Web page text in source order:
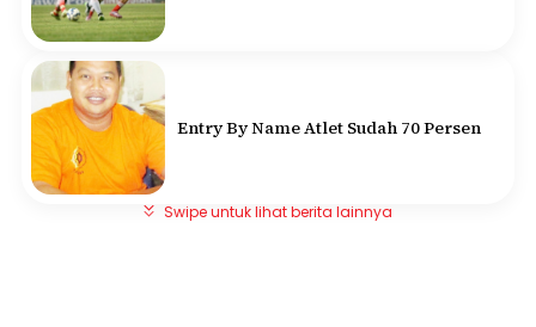
Entry By Name Atlet Sudah 70 Persen
Swipe untuk lihat berita lainnya